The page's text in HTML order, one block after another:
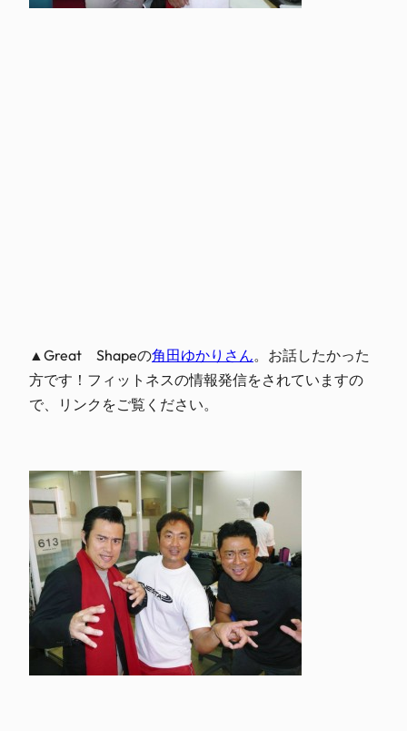
▲Great Shapeの角田ゆかりさん。お話したかった
方です！フィットネスの情報発信をされていますの
で、リンクをご覧ください。